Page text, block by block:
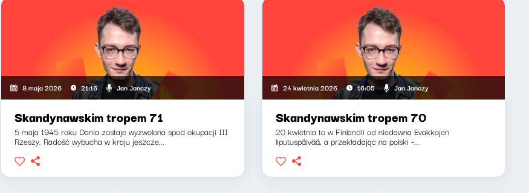
8 maja 2026 21:16 Jan Janczy
Skandynawskim tropem 71
5 maja 1945 roku Dania zostaje wyzwolona spod okupacji III
Rzeszy. Radość wybucha w kraju jeszcze...
24 kwietnia 2026 16:05 Jan Janczy
Skandynawskim tropem 70
20 kwietnia to w Finlandii od niedawna Evakkojen
liputuspäivää, a przekładając na polski -...